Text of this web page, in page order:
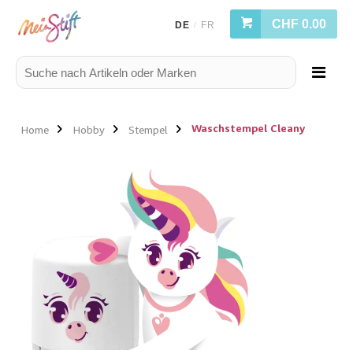
DE / FR CHF 0.00
Home Hobby Stempel Waschstempel Cleany